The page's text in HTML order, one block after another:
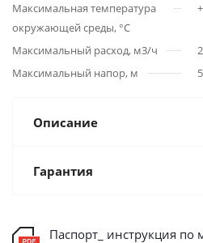
Максимальная температура
окружающей среды, °С
Максимальный расход, м3/ч
Максимальный напор, м
5
Описание
Гарантия
Паспорт_ инструкция по